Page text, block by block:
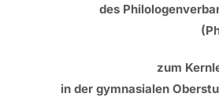
des
zum
in der gymnasialen